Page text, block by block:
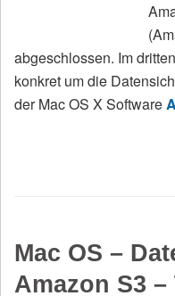
abgeschlossen. Im
konkret um die
der Mac OS X Software
Mac OS –
Amazon S3 –